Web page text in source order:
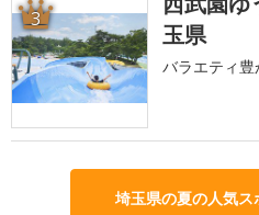
3
玉県
バラエティ
埼玉県の夏の人気